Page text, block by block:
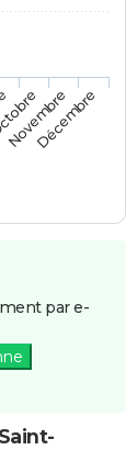
Novembre
Décembre
par e-